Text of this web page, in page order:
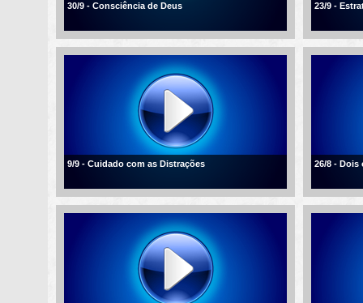
30/9 - Consciência de Deus 23/9 -
9/9 - Cuidado com as Distrações 26/8 - Dois